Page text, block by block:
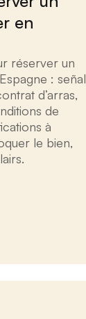
en
réserver un
: señal
d’arras,
de
à
le bien,